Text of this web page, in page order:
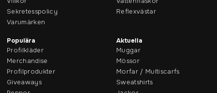
Sekretesspolicy
Varumärken
Reflexvästar
Populära
Profilkläder
Merchandise
Profilprodukter
Giveaways
Aktuella
Muggar
Mössor
Morfar / Multiscarfs
Sweatshirts